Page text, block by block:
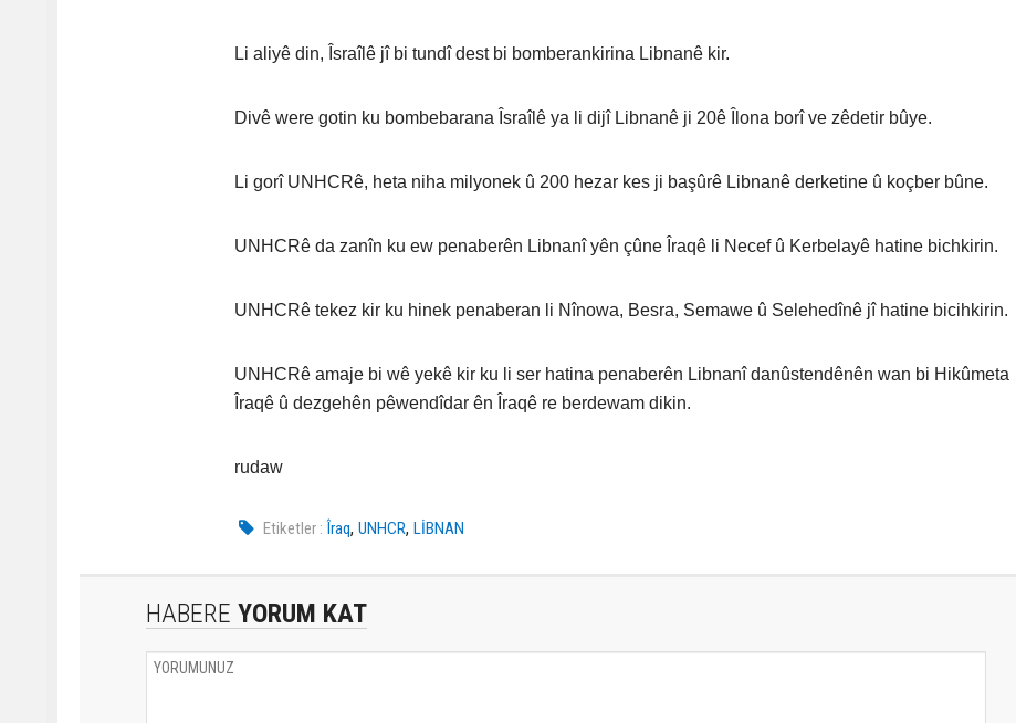
Li aliyê din, Îsraîlê jî bi tundî dest bi bomberankirina Libnanê kir.
Divê were gotin ku bombebarana Îsraîlê ya li dijî Libnanê ji 20ê Îlona borî ve zêdetir bûye.
Li gorî UNHCRê, heta niha milyonek û 200 hezar kes ji başûrê Libnanê derketine û koçber bûne.
UNHCRê da zanîn ku ew penaberên Libnanî yên çûne Îraqê li Necef û Kerbelayê hatine bichkirin.
UNHCRê tekez kir ku hinek penaberan li Nînowa, Besra, Semawe û Selehedînê jî hatine bicihkirin.
UNHCRê amaje bi wê yekê kir ku li ser hatina penaberên Libnanî danûstendênên wan bi Hikûmeta
Îraqê û dezgehên pêwendîdar ên Îraqê re berdewam dikin.
rudaw
Etiketler : Îraq,UNHCR,LİBNAN
HABERE YORUM KAT